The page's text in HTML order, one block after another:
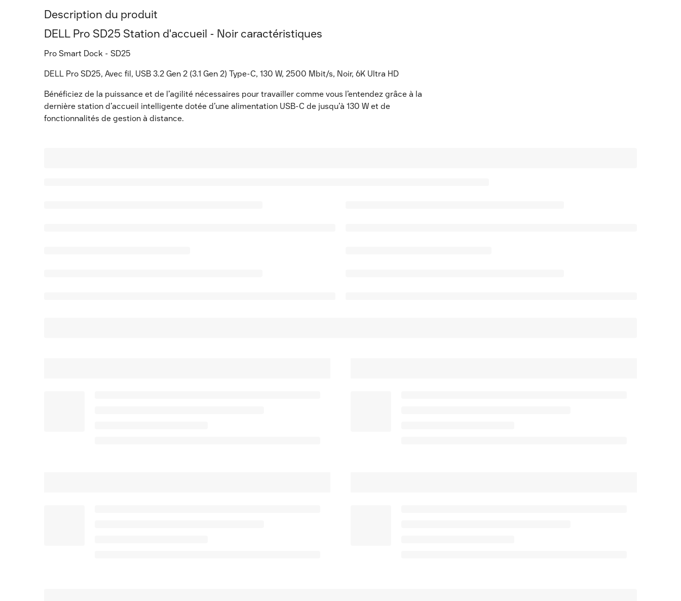
Description du produit
DELL Pro SD25 Station d'accueil - Noir caractéristiques
Pro Smart Dock - SD25
DELL Pro SD25, Avec fil, USB 3.2 Gen 2 (3.1 Gen 2) Type-C, 130 W, 2500 Mbit/s, Noir, 6K Ultra HD
Bénéficiez de la puissance et de l’agilité nécessaires pour travailler comme vous l’entendez grâce à la
dernière station d’accueil intelligente dotée d’une alimentation USB-C de jusqu’à 130 W et de
fonctionnalités de gestion à distance.